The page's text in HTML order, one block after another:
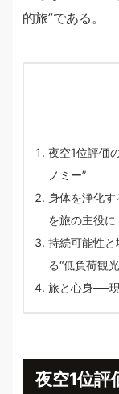
的旅”である。
夜空1位評価
ノミー”
身体を浄化
を旅の主役に
持続可能性
る“低負荷観
旅と心身──
夜空1位